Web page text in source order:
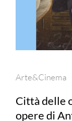
Arte&Cinema
Città delle
opere di